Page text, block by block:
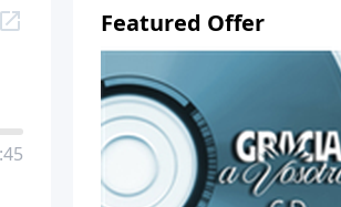
Featured Offer